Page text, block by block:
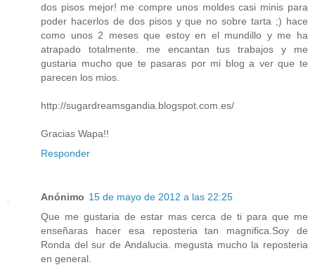
dos pisos mejor! me compre unos moldes casi minis para
poder hacerlos de dos pisos y que no sobre tarta ;) hace
como unos 2 meses que estoy en el mundillo y me ha
atrapado totalmente. me encantan tus trabajos y me
gustaria mucho que te pasaras por mi blog a ver que te
parecen los mios.
http://sugardreamsgandia.blogspot.com.es/
Gracias Wapa!!
Responder
Anónimo 15 de mayo de 2012 a las 22:25
Que me gustaria de estar mas cerca de ti para que me
enseñaras hacer esa reposteria tan magnifica.Soy de
Ronda del sur de Andalucia. megusta mucho la reposteria
en general.